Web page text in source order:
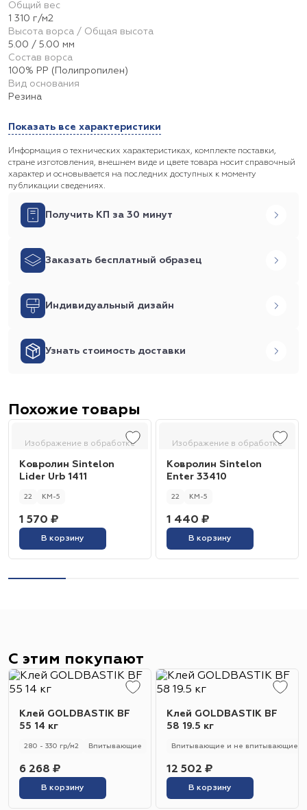
Общий вес
1 310 г/м2
Высота ворса / Общая высота
5.00 / 5.00 мм
Состав ворса
100% PP (Полипропилен)
Вид основания
Резина
Показать все характеристики
Информация о технических характеристиках, комплекте поставки,
стране изготовления, внешнем виде и цвете товара носит справочный
характер и основывается на последних доступных к моменту
публикации сведениях.
Получить КП за 30 минут
Заказать бесплатный образец
Индивидуальный дизайн
Узнать стоимость доставки
Похожие товары
Изображение в обработке
Ковролин Sintelon
Lider Urb 1411
22 КМ-5
1 570 ₽
В корзину
Изображение в обработке
Ковролин Sintelon
Enter 33410
22 КМ-5
1 440 ₽
В корзину
С этим покупают
Клей GOLDBASTIK BF
55 14 кг
280 - 330 гр/м2 Впитывающие
6 268 ₽
В корзину
Клей GOLDBASTIK BF
58 19.5 кг
Впитывающие и не впитывающие
12 502 ₽
В корзину